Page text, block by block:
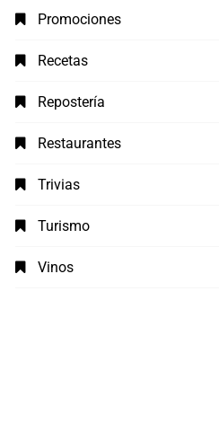
Promociones
Recetas
Repostería
Restaurantes
Trivias
Turismo
Vinos